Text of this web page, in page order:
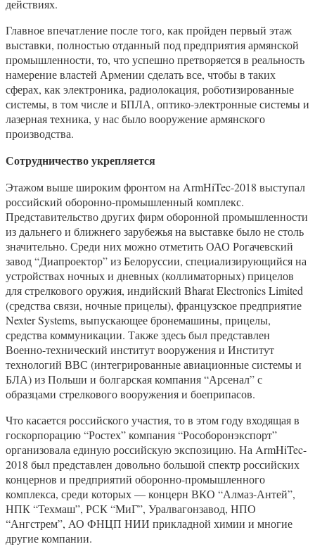
действиях.
Главное впечатление после того, как пройден первый этаж
выставки, полностью отданный под предприятия армянской
промышленности, то, что успешно претворяется в реальность
намерение властей Армении сделать все, чтобы в таких
сферах, как электроника, радиолокация, роботизированные
системы, в том числе и БПЛА, оптико-электронные системы и
лазерная техника, у нас было вооружение армянского
производства.
Сотрудничество укрепляется
Этажом выше широким фронтом на ArmHiTec-2018 выступал
российский оборонно-промышленный комплекс.
Представительство других фирм оборонной промышленности
из дальнего и ближнего зарубежья на выставке было не столь
значительно. Среди них можно отметить ОАО Рогачевский
завод “Диапроектор” из Белоруссии, специализирующийся на
устройствах ночных и дневных (коллиматорных) прицелов
для стрелкового оружия, индийский Bharat Electronics Limited
(средства связи, ночные прицелы), французское предприятие
Nexter Systems, выпускающее бронемашины, прицелы,
средства коммуникации. Также здесь был представлен
Военно-технический институт вооружения и Институт
технологий ВВС (интегрированные авиационные системы и
БЛА) из Польши и болгарская компания “Арсенал” с
образцами стрелкового вооружения и боеприпасов.
Что касается российского участия, то в этом году входящая в
госкорпорацию “Ростех” компания “Рособоронэкспорт”
организовала единую российскую экспозицию. На ArmHiTec-
2018 был представлен довольно большой спектр российских
концернов и предприятий оборонно-промышленного
комплекса, среди которых — концерн ВКО “Алмаз-Антей”,
НПК “Техмаш”, РСК “МиГ”, Уралвагонзавод, НПО
“Ангстрем”, АО ФНЦП НИИ прикладной химии и многие
другие компании.